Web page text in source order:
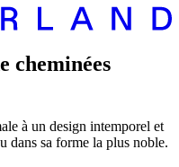
cheminées
à un design intemporel et
dans sa forme la plus noble.